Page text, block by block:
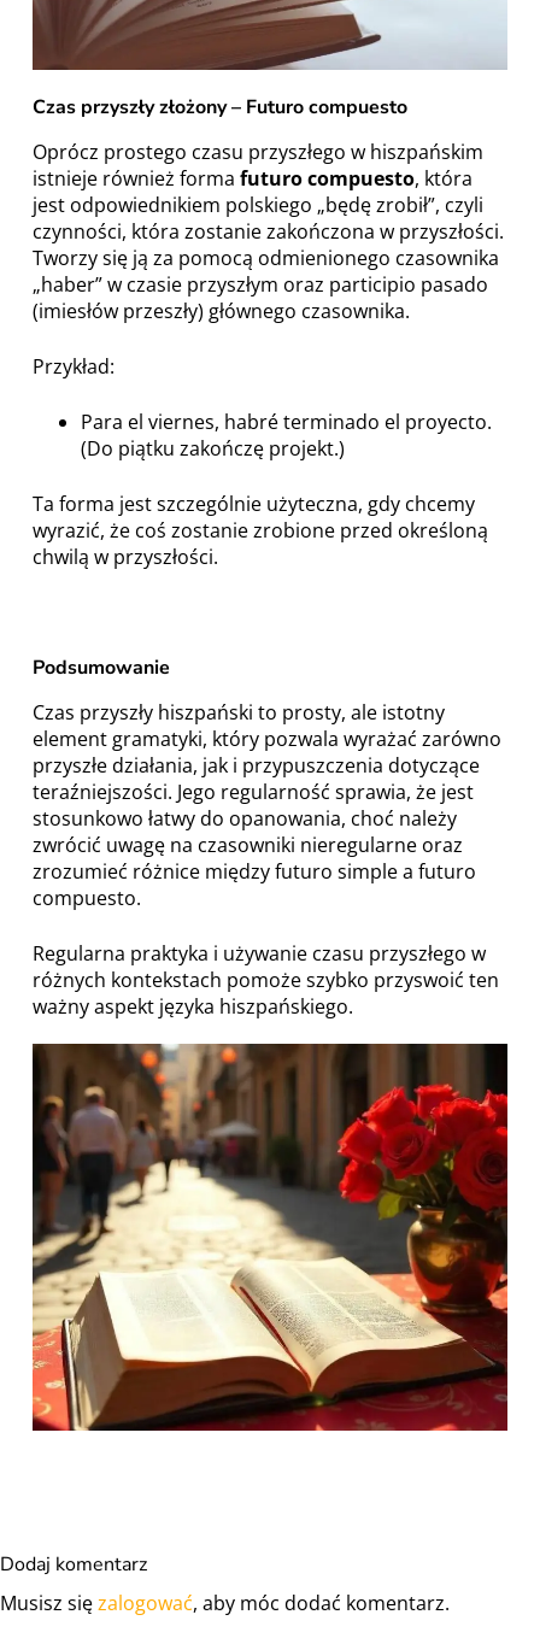
Czas przyszły złożony– Futuro compuesto
Oprócz prostego czasu przyszłego w hiszpańskim
istnieje również forma futuro compuesto, która
jest odpowiednikiem polskiego „będę zrobił”, czyli
czynności, która zostanie zakończona w przyszłości.
Tworzy się ją za pomocą odmienionego czasownika
„haber” w czasie przyszłym oraz participio pasado
(imiesłów przeszły) głównego czasownika.
Przykład:
Para el viernes, habré terminado el proyecto.
(Do piątku zakończę projekt.)
Ta forma jest szczególnie użyteczna, gdy chcemy
wyrazić, że coś zostanie zrobione przed określoną
chwilą w przyszłości.
Podsumowanie
Czas przyszły hiszpański to prosty, ale istotny
element gramatyki, który pozwala wyrażać zarówno
przyszłe działania, jak i przypuszczenia dotyczące
teraźniejszości. Jego regularność sprawia, że jest
stosunkowo łatwy do opanowania, choć należy
zwrócić uwagę na czasowniki nieregularne oraz
zrozumieć różnice między futuro simple a futuro
compuesto.
Regularna praktyka i używanie czasu przyszłego w
różnych kontekstach pomoże szybko przyswoić ten
ważny aspekt języka hiszpańskiego.
Dodaj komentarz
Musisz sięzalogować, aby móc dodać komentarz.